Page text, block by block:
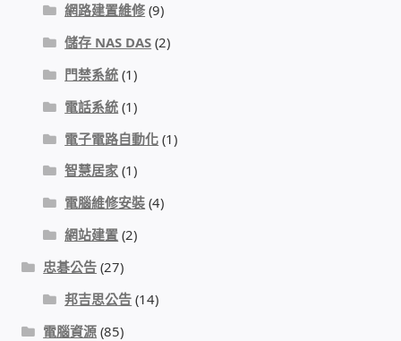
NEC SL2100 電話總機 數位IP通訊系統
聯盟電子(LINEMEX)
電話 工具 軟體 手冊
門禁安全控制
網路建置維修 (9)
儲存 NAS DAS (2)
門禁系統 (1)
電話系統 (1)
電子電路自動化 (1)
智慧居家 (1)
電腦維修安裝 (4)
網站建置 (2)
忠碁公告 (27)
邦吉思公告 (14)
電腦資源 (85)